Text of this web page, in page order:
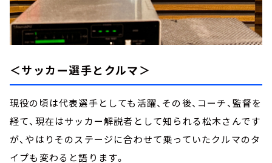
＜サッカー選手とクルマ＞
現役の頃は代表選手としても活躍、その後、コーチ、監督を
経て、現在はサッカー解説者として知られる松木さんです
が、やはりそのステージに合わせて乗っていたクルマのタ
イプも変わると語ります。